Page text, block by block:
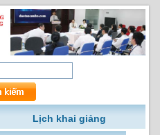
Lịch khai giảng